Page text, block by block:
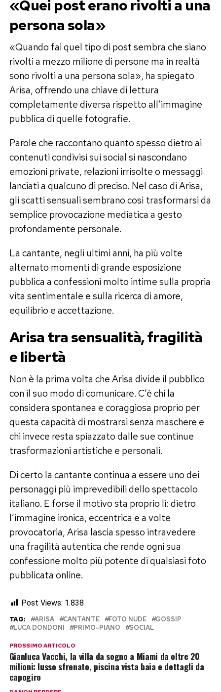
«Quei post erano rivolti a una
persona sola»
«Quando fai quel tipo di post sembra che siano
rivolti a mezzo milione di persone ma in realtà
sono rivolti a una persona sola», ha spiegato
Arisa, offrendo una chiave di lettura
completamente diversa rispetto all’immagine
pubblica di quelle fotografie.
Parole che raccontano quanto spesso dietro ai
contenuti condivisi sui social si nascondano
emozioni private, relazioni irrisolte o messaggi
lanciati a qualcuno di preciso. Nel caso di Arisa,
gli scatti sensuali sembrano così trasformarsi da
semplice provocazione mediatica a gesto
profondamente personale.
La cantante, negli ultimi anni, ha più volte
alternato momenti di grande esposizione
pubblica a confessioni molto intime sulla propria
vita sentimentale e sulla ricerca di amore,
equilibrio e accettazione.
Arisa tra sensualità, fragilità
e libertà
Non è la prima volta che Arisa divide il pubblico
con il suo modo di comunicare. C’è chi la
considera spontanea e coraggiosa proprio per
questa capacità di mostrarsi senza maschere e
chi invece resta spiazzato dalle sue continue
trasformazioni artistiche e personali.
Di certo la cantante continua a essere uno dei
personaggi più imprevedibili dello spettacolo
italiano. E forse il motivo sta proprio lì: dietro
l’immagine ironica, eccentrica e a volte
provocatoria, Arisa lascia spesso intravedere
una fragilità autentica che rende ogni sua
confessione molto più potente di qualsiasi foto
pubblicata online.
Post Views: 1.838
TAG: ARISA CANTANTE FOTO NUDE
GOSSIP
LUCA DONDONI
PRIMO-PIANO SOCIAL
PROSSIMO ARTICOLO
Gianluca Vacchi, la villa da sogno a Miami da oltre 20
milioni: lusso sfrenato, piscina vista baia e dettagli da
capogiro